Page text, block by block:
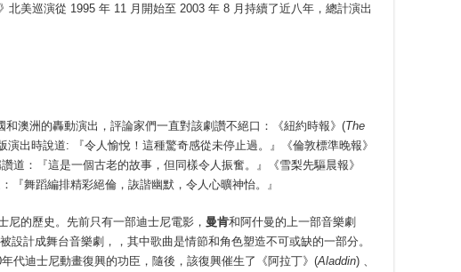
北美巡演從 1995 年 11 月開始至 2003 年 8 月持續了近八年，總計演出
和澳洲的轟動演出，評論家們一直對該劇讚不絕口：《紐約時報》(The
演出時說道: 『令人愉悅！這種驚奇感從未停止過。』《倫敦標準晚報》
道： 『這是一個古老的故事，但同樣令人振奮。』《雪梨先驅晨報》
『舞蹈編排精彩絕倫，詼諧幽默，令人心曠神怡。 』
尼的歷史。先前只有一部迪士尼電影， 曼肯和阿什曼的上一部音樂劇
設計成舞台音樂劇，，其中歌曲是情節和角色塑造不可或缺的一部分。
代迪士尼動畫復興的功臣，隨後，該復興催生了《阿拉丁》(Aladdin) 、